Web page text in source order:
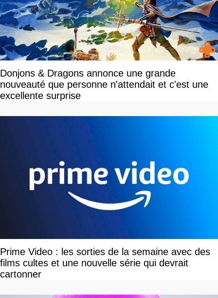
Donjons & Dragons annonce une grande
nouveauté que personne n'attendait et c'est une
excellente surprise
Prime Video : les sorties de la semaine avec des
films cultes et une nouvelle série qui devrait
cartonner